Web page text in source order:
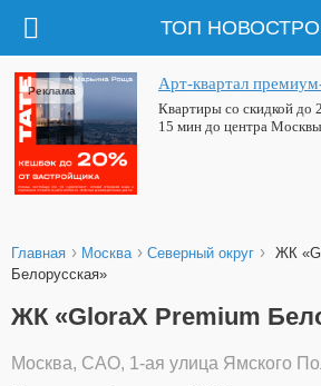
ТОП
Арт-квартал
Квартиры со скидкой
15 мин до центра Москвы
Реклама
Главная › Москва › Северный округ › ЖК
Белорусская»
ЖК «GloraX Premium
Москва, САО, 1-ая улица Ямского